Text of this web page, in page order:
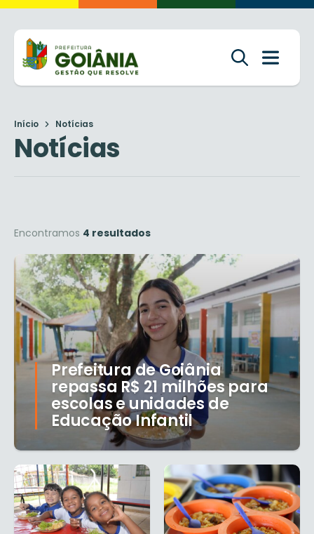
Início Notícias
Notícias
Encontramos 4 resultados
Prefeitura de Goiânia
repassa R$ 21 milhões para
escolas e unidades de
Educação Infantil